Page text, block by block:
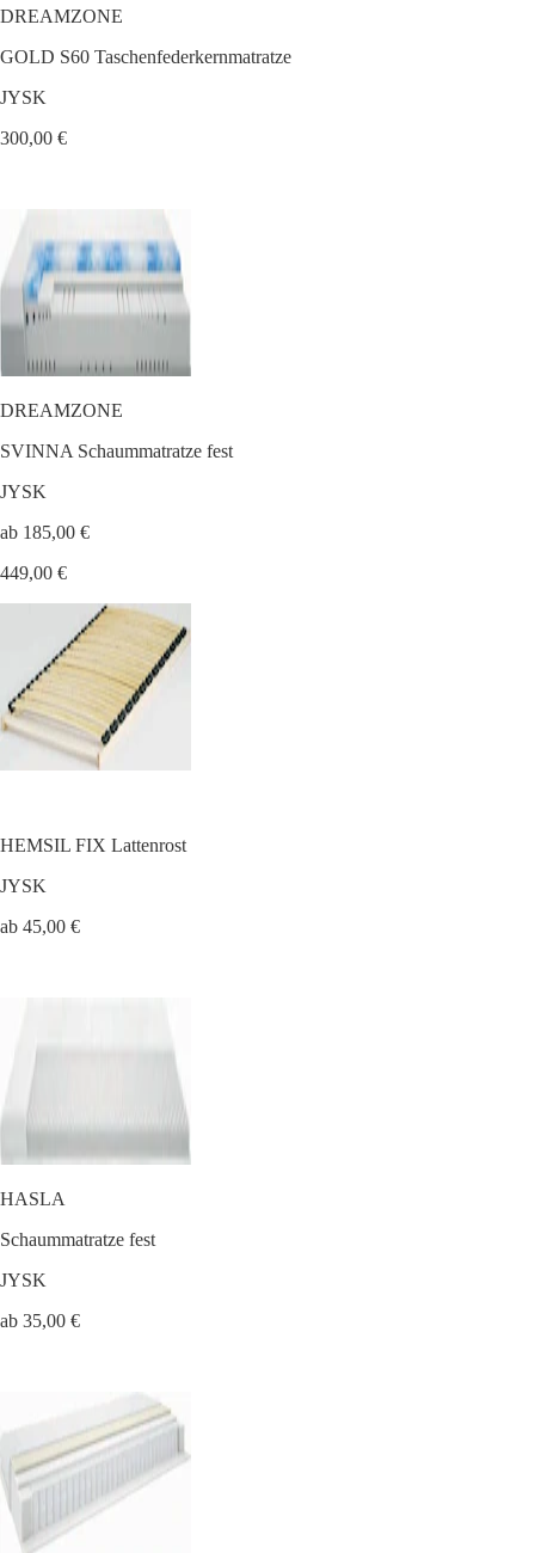
DREAMZONE
GOLD S60 Taschenfederkernmatratze
JYSK
300,00 €
DREAMZONE
SVINNA Schaummatratze fest
JYSK
ab 185,00 €
449,00 €
HEMSIL FIX Lattenrost
JYSK
ab 45,00 €
HASLA
Schaummatratze fest
JYSK
ab 35,00 €